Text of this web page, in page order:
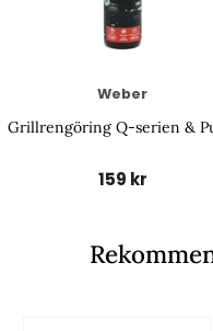
Weber
Grillrengöring Q-serien &
159 kr